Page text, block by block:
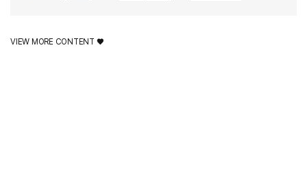
VIEW MORE CONTENT ♥️